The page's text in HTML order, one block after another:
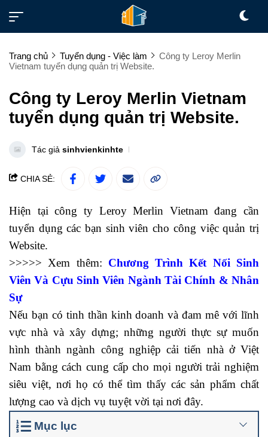
Trang chủ Tuyển dụng - Việc làm
Công ty Leroy Merlin
Vietnam tuyển dụng quản trị Website.
Công ty Leroy Merlin Vietnam
tuyển dụng quản trị Website.
Tác giả sinhvienkinhte
CHIA SẺ:
Hiện tại công ty Leroy Merlin Vietnam đang cần
tuyển dụng các bạn sinh viên cho công việc quản trị
Website.
>>>>> Xem thêm: Chương Trình Kết Nối Sinh
Viên Và Cựu Sinh Viên Ngành Tài Chính & Nhân
Sự
Nếu bạn có tinh thần kinh doanh và đam mê với lĩnh
vực nhà và xây dựng; những người thực sự muốn
hình thành ngành công nghiệp cải tiến nhà ở Việt
Nam bằng cách cung cấp cho mọi người trải nghiệm
siêu việt, nơi họ có thể tìm thấy các sản phẩm chất
lượng cao và dịch vụ tuyệt vời tại nơi đây.
Mục lục